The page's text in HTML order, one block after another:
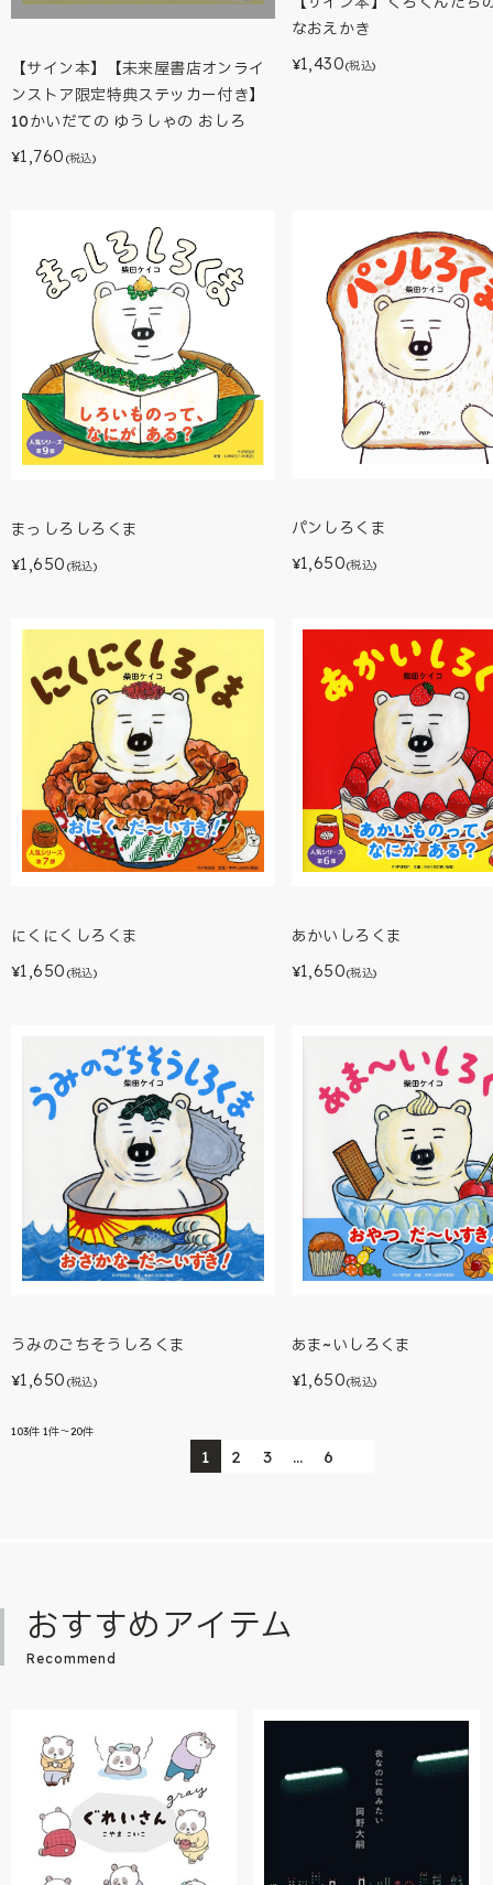
【サイン本】【未来屋書店オンライ
ンストア限定特典ステッカー付き】
10かいだての ゆうしゃの おしろ
¥1,760 (税込)
なおえかき
¥1,430(税込)
まっしろしろくま
¥1,650 (税込)
パンしろくま
¥1,650(税込)
にくにくしろくま
¥1,650 (税込)
あかいしろくま
¥1,650(税込)
うみのごちそうしろくま
¥1,650 (税込)
あま~いしろくま
¥1,650(税込)
103件 1件～20件
1 2 3 … 6
おすすめアイテム
Recommend